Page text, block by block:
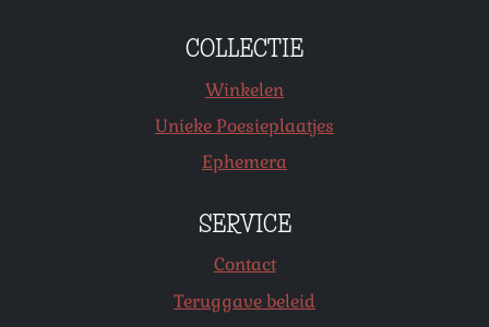
COLLECTIE
Winkelen
Unieke Poesieplaatjes
Ephemera
SERVICE
Contact
Teruggave beleid